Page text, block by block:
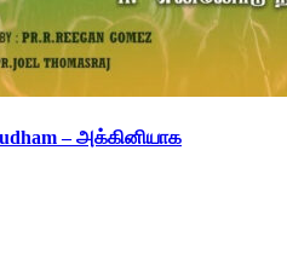
– அக்கினியாக